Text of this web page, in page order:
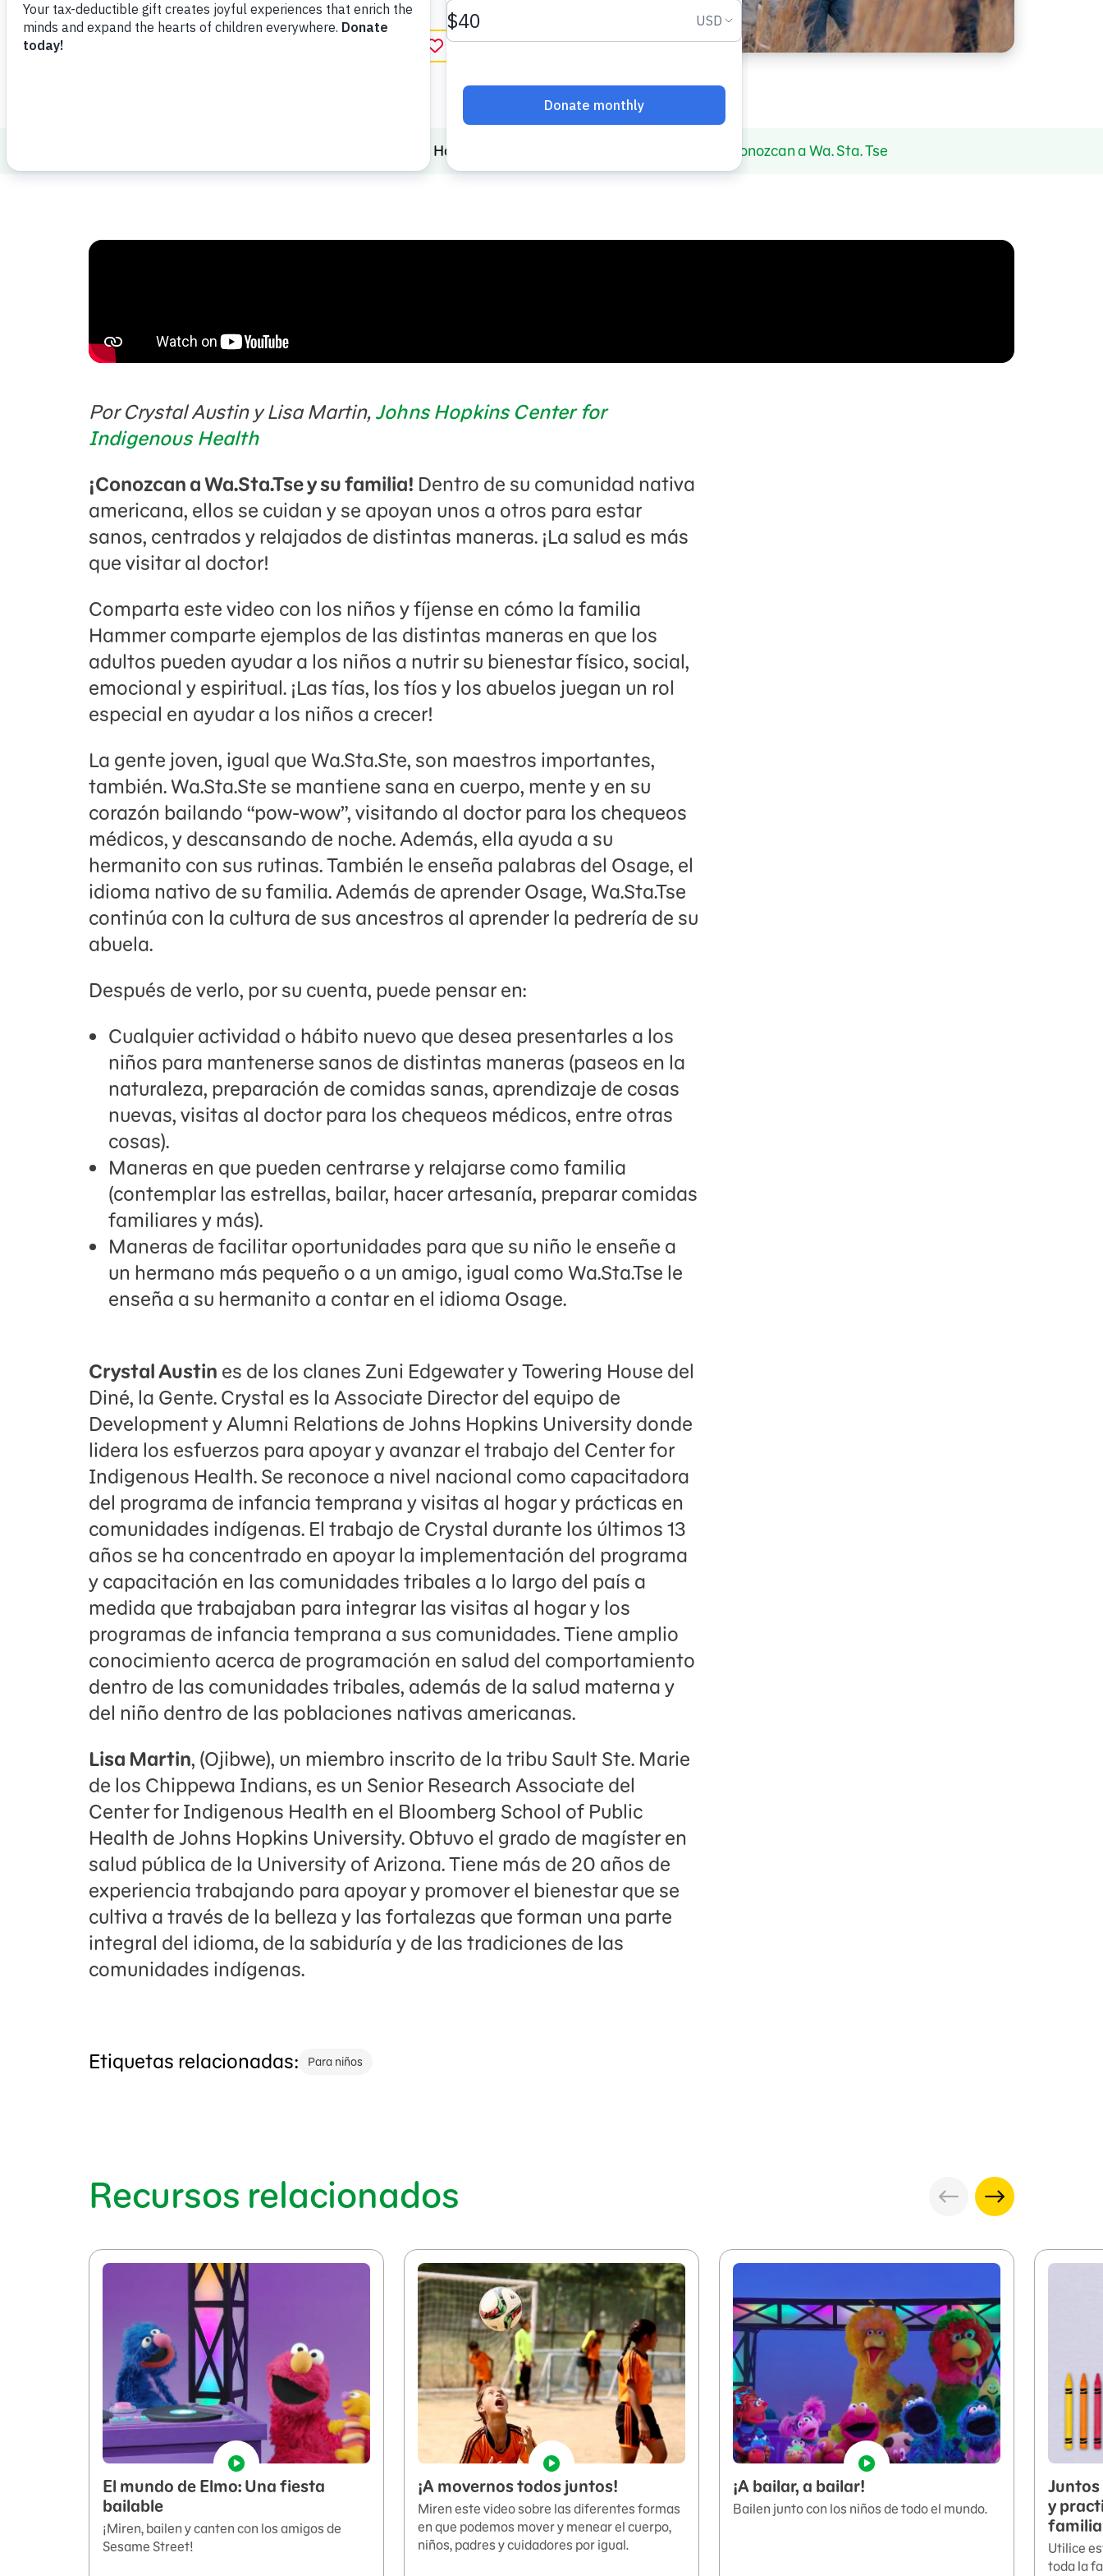
in English
How to Stay Healthy Mi vida sana integral: Conozcan a Wa. Sta. Tse
Por Crystal Austin y Lisa Martin,Johns Hopkins Center for
Indigenous Health
¡Conozcan a Wa.Sta.Tse y su familia! Dentro de su comunidad nativa
americana, ellos se cuidan y se apoyan unos a otros para estar
sanos, centrados y relajados de distintas maneras. ¡La salud es más
que visitar al doctor!
Comparta este video con los niños y fíjense en cómo la familia
Hammer comparte ejemplos de las distintas maneras en que los
adultos pueden ayudar a los niños a nutrir su bienestar físico, social,
emocional y espiritual. ¡Las tías, los tíos y los abuelos juegan un rol
especial en ayudar a los niños a crecer!
La gente joven, igual que Wa.Sta.Ste, son maestros importantes,
también. Wa.Sta.Ste se mantiene sana en cuerpo, mente y en su
corazón bailando “pow-wow”, visitando al doctor para los chequeos
médicos, y descansando de noche. Además, ella ayuda a su
hermanito con sus rutinas. También le enseña palabras del Osage, el
idioma nativo de su familia. Además de aprender Osage, Wa.Sta.Tse
continúa con la cultura de sus ancestros al aprender la pedrería de su
abuela.
Después de verlo, por su cuenta, puede pensar en:
Cualquier actividad o hábito nuevo que desea presentarles a los
niños para mantenerse sanos de distintas maneras (paseos en la
naturaleza, preparación de comidas sanas, aprendizaje de cosas
nuevas, visitas al doctor para los chequeos médicos, entre otras
cosas).
Maneras en que pueden centrarse y relajarse como familia
(contemplar las estrellas, bailar, hacer artesanía, preparar comidas
familiares y más).
Maneras de facilitar oportunidades para que su niño le enseñe a
un hermano más pequeño o a un amigo, igual como Wa.Sta.Tse le
enseña a su hermanito a contar en el idioma Osage.
Crystal Austin es de los clanes Zuni Edgewater y Towering House del
Diné, la Gente. Crystal es la Associate Director del equipo de
Development y Alumni Relations de Johns Hopkins University donde
lidera los esfuerzos para apoyar y avanzar el trabajo del Center for
Indigenous Health. Se reconoce a nivel nacional como capacitadora
del programa de infancia temprana y visitas al hogar y prácticas en
comunidades indígenas. El trabajo de Crystal durante los últimos 13
años se ha concentrado en apoyar la implementación del programa
y capacitación en las comunidades tribales a lo largo del país a
medida que trabajaban para integrar las visitas al hogar y los
programas de infancia temprana a sus comunidades. Tiene amplio
conocimiento acerca de programación en salud del comportamiento
dentro de las comunidades tribales, además de la salud materna y
del niño dentro de las poblaciones nativas americanas.
Lisa Martin, (Ojibwe), un miembro inscrito de la tribu Sault Ste. Marie
de los Chippewa Indians, es un Senior Research Associate del
Center for Indigenous Health en el Bloomberg School of Public
Health de Johns Hopkins University. Obtuvo el grado de magíster en
salud pública de la University of Arizona. Tiene más de 20 años de
experiencia trabajando para apoyar y promover el bienestar que se
cultiva a través de la belleza y las fortalezas que forman una parte
integral del idioma, de la sabiduría y de las tradiciones de las
comunidades indígenas.
Etiquetas relacionadas: Para niños
Recursos relacionados
El mundo de Elmo: Una fiesta
bailable
¡Miren, bailen y canten con los amigos de
Sesame Street!
¡A movernos todos juntos!
Miren este video sobre las diferentes formas
en que podemos mover y menear el cuerpo,
niños, padres y cuidadores por igual.
¡A bailar, a bailar!
Bailen junto con los niños de todo el mundo.
Juntos
y
Utilice
toda la